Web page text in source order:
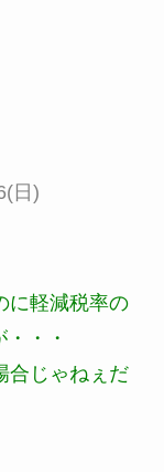
日)
に軽減税率の
・・
合じゃねぇだ